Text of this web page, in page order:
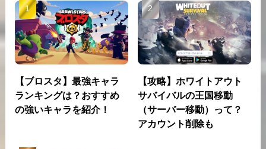
【ブロスタ】最強キャラ
ランキングは？おすすめ
の強いキャラを紹介！
【攻略】ホワイトアウト
サバイバルの王国移動
（サーバー移動）って？
アカウント削除も